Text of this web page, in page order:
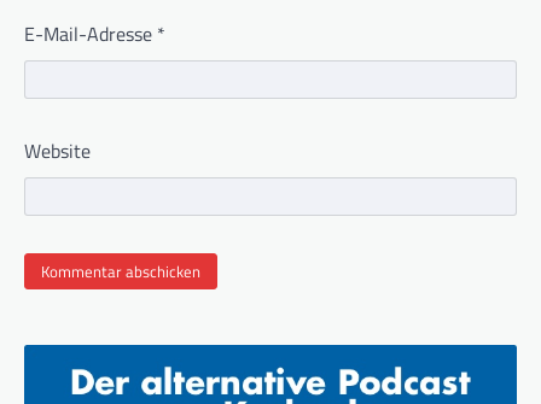
E-Mail-Adresse *
Website